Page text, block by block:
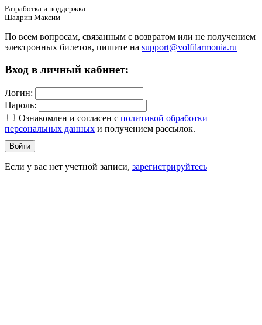
Разработка и поддержка:
Шадрин Максим
По всем вопросам, связанным с возвратом или не получением
электронных билетов, пишите на support@volfilarmonia.ru
Вход в личный кабинет:
Логин:
Пароль:
Ознакомлен и согласен c политикой обработки
персональных данных и получением рассылок.
Войти
Если у вас нет учетной записи, зарегистрируйтесь